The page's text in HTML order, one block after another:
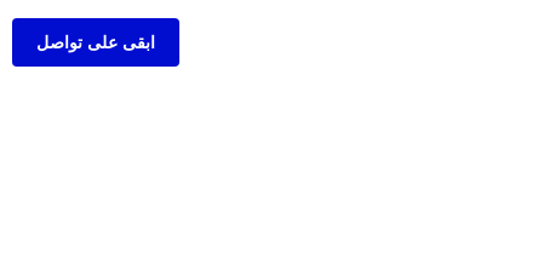
ابقى على تواصل